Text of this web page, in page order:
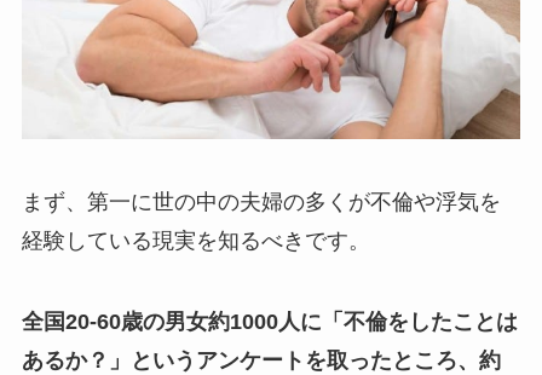
まず、第一に世の中の夫婦の多くが不倫や浮気を
経験している現実を知るべきです。
全国20-60歳の男女約1000人に「不倫をしたことは
あるか？」というアンケートを取ったところ、約